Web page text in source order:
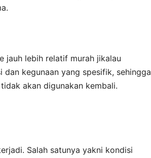
jauh lebih relatif murah jikalau
kegunaan yang spesifik, sehingga
akan digunakan kembali.
Salah satunya yakni kondisi